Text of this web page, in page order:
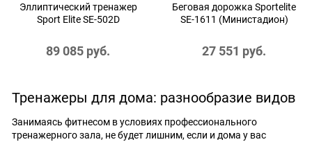
Эллиптический тренажер
Sport Elite SE-502D
89 085 руб.
Беговая дорожка Sportelite
SE-1611 (Министадион)
27 551 руб.
Тренажеры для дома: разнообразие видов
Занимаясь фитнесом в условиях профессионального
тренажерного зала, не будет лишним, если и дома у вас